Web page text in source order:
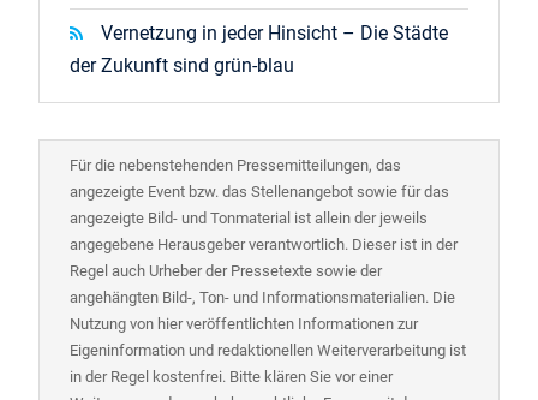
Vernetzung in jeder Hinsicht – Die Städte
der Zukunft sind grün-blau
Für die nebenstehenden Pressemitteilungen, das
angezeigte Event bzw. das Stellenangebot sowie für das
angezeigte Bild- und Tonmaterial ist allein der jeweils
angegebene Herausgeber verantwortlich. Dieser ist in der
Regel auch Urheber der Pressetexte sowie der
angehängten Bild-, Ton- und Informationsmaterialien. Die
Nutzung von hier veröffentlichten Informationen zur
Eigeninformation und redaktionellen Weiterverarbeitung ist
in der Regel kostenfrei. Bitte klären Sie vor einer